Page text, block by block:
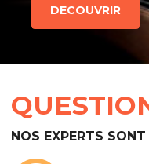
DECOUVRIR
NOS EXPERTS